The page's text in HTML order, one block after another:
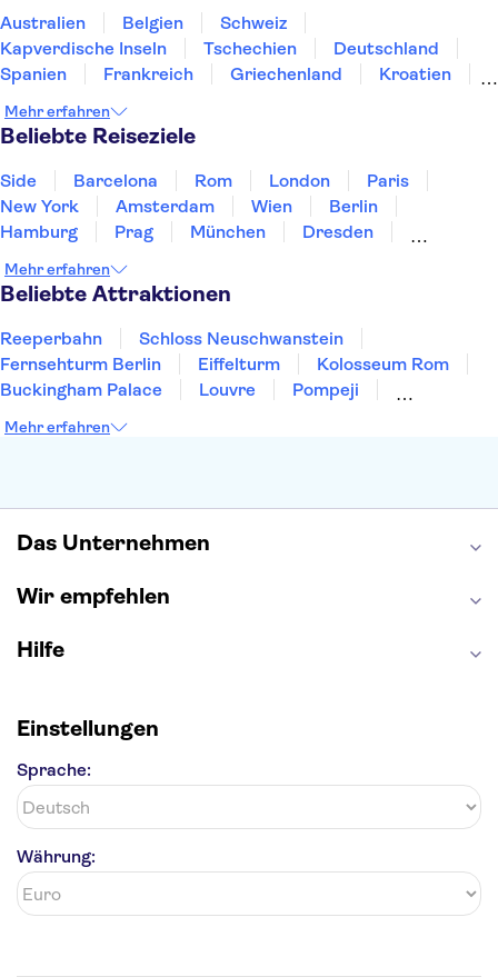
Peneda-Geres Nationalpark
Alfama District
Castelo de São Jorge
Australien Belgien
Schweiz
Kapverdische Inseln
Tschechien
Deutschland
Spanien
Frankreich Griechenland
Kroatien
Norwegen
Polen
Mehr erfahren
Beliebte Reiseziele
Side Barcelona Rom London
Paris
New York
Amsterdam Wien
Berlin
Hamburg
Prag München
Dresden
Heidelberg
Bremen
Mehr erfahren
Beliebte Attraktionen
Reeperbahn
Schloss Neuschwanstein
Fernsehturm Berlin
Eiffelturm
Kolosseum Rom
Buckingham Palace
Louvre
Pompeji
Moulin Rouge
Mehr erfahren
Das Unternehmen
Wir empfehlen
Hilfe
Einstellungen
Sprache:
Währung: